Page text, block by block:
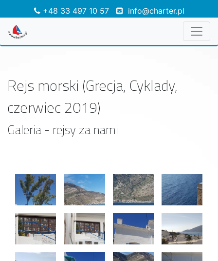
+48 33 497 10 57 info@charter.pl
Rejs morski (Grecja, Cyklady,
czerwiec 2019)
Galeria - rejsy za nami